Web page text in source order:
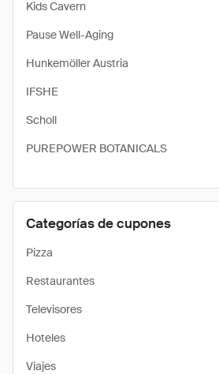
Kids Cavern
Pause Well-Aging
Hunkemöller Austria
IFSHE
Scholl
PUREPOWER BOTANICALS
Categorías de cupones
Pizza
Restaurantes
Televisores
Hoteles
Viajes